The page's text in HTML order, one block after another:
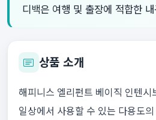
디백은 여행 및 출장에 적합한
상품 소개
해피니스 엘리펀트 베이직 인텐
일상에서 사용할 수 있는 다용도